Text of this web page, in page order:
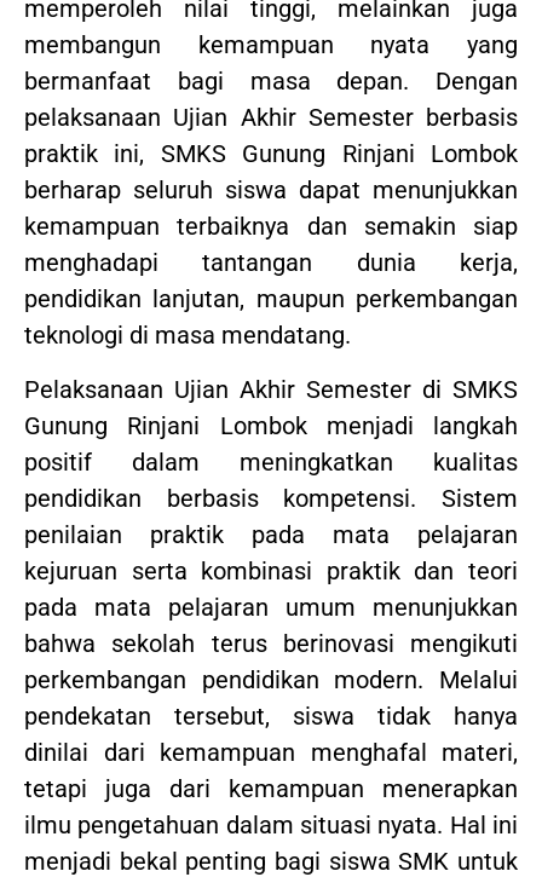
memperoleh nilai tinggi, melainkan juga
membangun kemampuan nyata yang
bermanfaat bagi masa depan. Dengan
pelaksanaan Ujian Akhir Semester berbasis
praktik ini, SMKS Gunung Rinjani Lombok
berharap seluruh siswa dapat menunjukkan
kemampuan terbaiknya dan semakin siap
menghadapi tantangan dunia kerja,
pendidikan lanjutan, maupun perkembangan
teknologi di masa mendatang.
Pelaksanaan Ujian Akhir Semester di SMKS
Gunung Rinjani Lombok menjadi langkah
positif dalam meningkatkan kualitas
pendidikan berbasis kompetensi. Sistem
penilaian praktik pada mata pelajaran
kejuruan serta kombinasi praktik dan teori
pada mata pelajaran umum menunjukkan
bahwa sekolah terus berinovasi mengikuti
perkembangan pendidikan modern. Melalui
pendekatan tersebut, siswa tidak hanya
dinilai dari kemampuan menghafal materi,
tetapi juga dari kemampuan menerapkan
ilmu pengetahuan dalam situasi nyata. Hal ini
menjadi bekal penting bagi siswa SMK untuk